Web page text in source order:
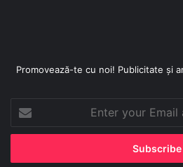
Promovează-te cu noi! Publicitate și
Enter
your
Email